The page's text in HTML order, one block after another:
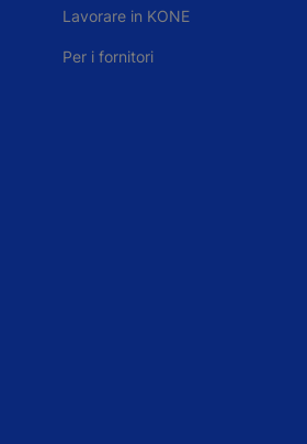
Lavorare in KONE
Per i fornitori